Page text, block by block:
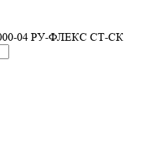
04 РУ-ФЛЕКС СТ-СК